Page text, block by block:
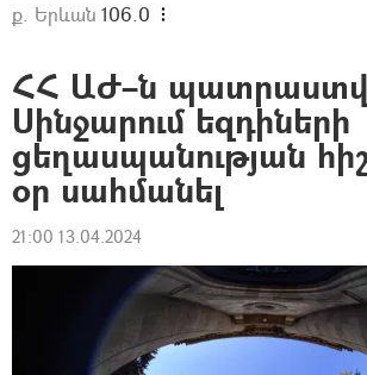
ք. Երևան 106.0
ՀՀ ԱԺ–ն
Սինջարում եզդիների
ցեղասպանության
օր սահմանել
21:00 13.04.2024